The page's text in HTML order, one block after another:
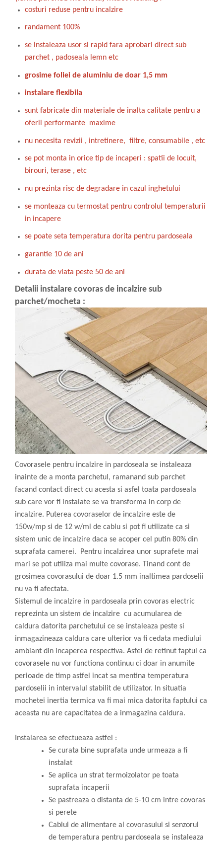
costuri reduse pentru incalzire
randament 100%
se instaleaza usor si rapid fara aprobari direct sub
parchet , padoseala lemn etc
grosime foliei de aluminiu de doar 1,5 mm
instalare flexibila
sunt fabricate din materiale de inalta calitate pentru a
oferii performante maxime
nu necesita revizii , intretinere, filtre, consumabile , etc
se pot monta in orice tip de incaperi : spatii de locuit,
birouri, terase , etc
nu prezinta risc de degradare in cazul inghetului
se monteaza cu termostat pentru controlul temperaturii
in incapere
se poate seta temperatura dorita pentru pardoseala
garantie 10 de ani
durata de viata peste 50 de ani
Detalii instalare covoras de incalzire sub
parchet/mocheta :
Covorasele pentru incalzire in pardoseala se instaleaza
inainte de a monta parchetul, ramanand sub parchet
facand contact direct cu acesta si asfel toata pardoseala
sub care vor fi instalate se va transforma in corp de
incalzire. Puterea covoraselor de incalzire este de
150w/mp si de 12 w/ml de cablu si pot fi utilizate ca si
sistem unic de incalzire daca se acoper cel putin 80% din
suprafata camerei. Pentru incalzirea unor suprafete mai
mari se pot utiliza mai multe covorase. Tinand cont de
grosimea covorasului de doar 1.5 mm inaltimea pardoselii
nu va fi afectata.
Sistemul de incalzire in pardoseala prin covoras electric
reprezinta un sistem de incalzire cu acumularea de
caldura datorita parchetului ce se instaleaza peste si
inmagazineaza caldura care ulterior va fi cedata mediului
ambiant din incaperea respectiva. Asfel de retinut faptul ca
covorasele nu vor functiona continuu ci doar in anumite
perioade de timp astfel incat sa mentina temperatura
pardoselii in intervalul stabilit de utilizator. In situatia
mochetei inertia termica va fi mai mica datorita faptului ca
aceasta nu are capacitatea de a inmagazina caldura.
Instalarea se efectueaza astfel :
Se curata bine suprafata unde urmeaza a fi
instalat
Se aplica un strat termoizolator pe toata
suprafata incaperii
Se pastreaza o distanta de 5-10 cm intre covoras
si perete
Cablul de alimentare al covorasului si senzorul
de temperatura pentru pardoseala se instaleaza